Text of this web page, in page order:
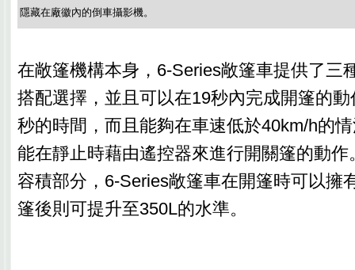
隱藏在廠徽內的倒車攝影機。
在敞篷機構本身，6-Series敞篷車提供了三
搭配選擇，並且可以在19秒內完成開篷的
秒的時間，而且能夠在車速低於40km/h的
能在靜止時藉由遙控器來進行開關篷的動
容積部分，6-Series敞篷車在開篷時可以擁
篷後則可提升至350L的水準。